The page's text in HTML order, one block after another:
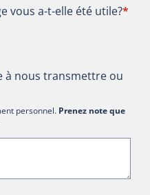
vous a-t-elle été utile?
vous a-t-elle été utile?*
à nous transmettre ou
personnel. Prenez note que